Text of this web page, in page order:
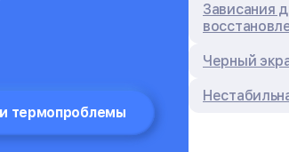
термопроблемы
Зависания
Черный